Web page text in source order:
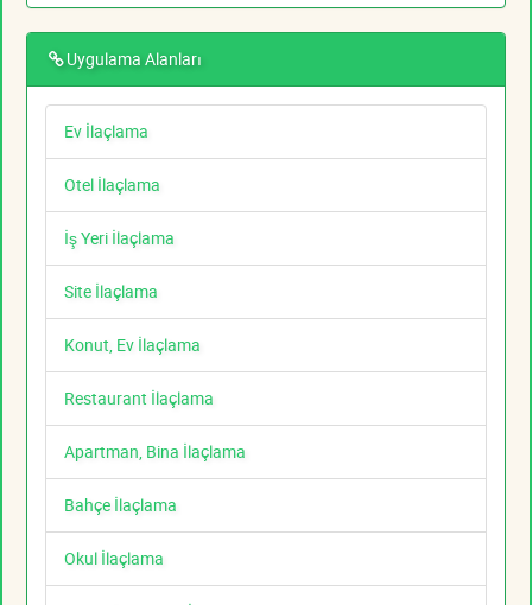
Uygulama Alanları
Ev İlaçlama
Otel İlaçlama
İş Yeri İlaçlama
Site İlaçlama
Konut, Ev İlaçlama
Restaurant İlaçlama
Apartman, Bina İlaçlama
Bahçe İlaçlama
Okul İlaçlama